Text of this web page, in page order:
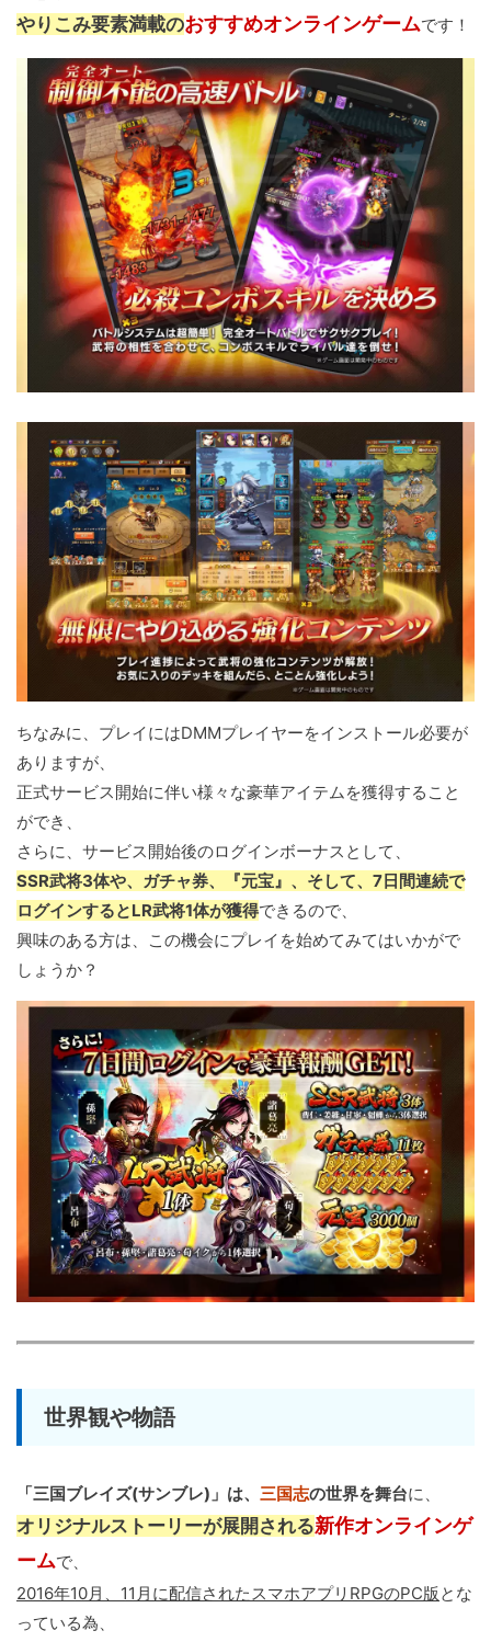
やりこみ要素満載のおすすめオンラインゲームです！
ちなみに、プレイにはDMMプレイヤーをインストール必要が
ありますが、
正式サービス開始に伴い様々な豪華アイテムを獲得すること
ができ、
さらに、サービス開始後のログインボーナスとして、
SSR武将3体や、ガチャ券、『元宝』、そして、7日間連続で
ログインするとLR武将1体が獲得できるので、
興味のある方は、この機会にプレイを始めてみてはいかがで
しょうか？
世界観や物語
「三国ブレイズ(サンブレ)」は、 三国志の世界を舞台に、
オリジナルストーリーが展開される新作オンラインゲ
ームで、
2016年10月、11月に配信されたスマホアプリRPGのPC版とな
っている為、